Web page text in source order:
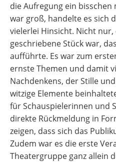
die Aufregung ein
war groß, handelte es sich
vielerlei Hinsicht. Nicht nur,
geschriebene Stück war,
aufführte. Es war zum
ernste Themen und damit
Nachdenkens, der Stille
witzige Elemente
für Schauspielerinnen und
direkte Rückmeldung in
zeigen, dass sich das
Zudem war es die erste
Theatergruppe ganz allein